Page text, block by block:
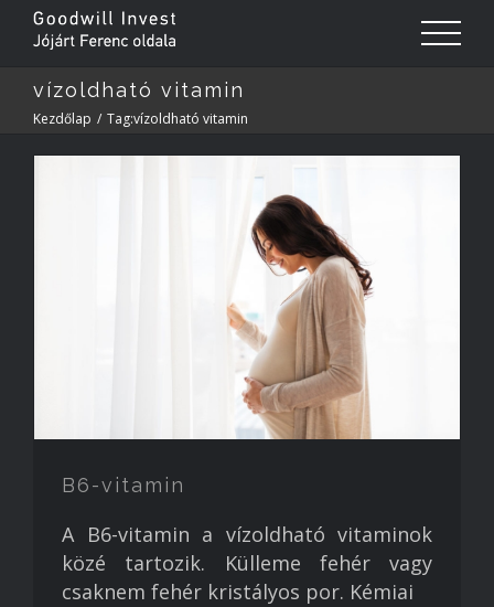
vízoldható vitamin
Kezdőlap / Tag:vízoldható vitamin
B6-vitamin
A B6-vitamin a vízoldható vitaminok
közé tartozik. Külleme fehér vagy
csaknem fehér kristályos por. Kémiai